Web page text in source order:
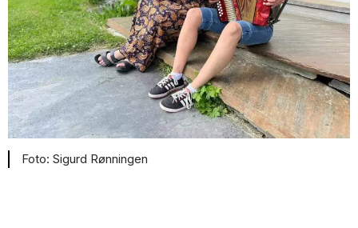
Sigurd Rønningen